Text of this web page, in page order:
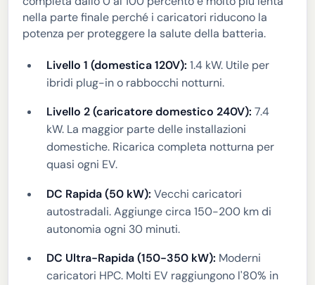
nella parte finale perché i caricatori riducono la
potenza per proteggere la salute della batteria.
Livello 1 (domestica 120V): 1.4 kW. Utile per
ibridi plug-in o rabbocchi notturni.
Livello 2 (caricatore domestico 240V): 7.4
kW. La maggior parte delle installazioni
domestiche. Ricarica completa notturna per
quasi ogni EV.
DC Rapida (50 kW): Vecchi caricatori
autostradali. Aggiunge circa 150-200 km di
autonomia ogni 30 minuti.
DC Ultra-Rapida (150-350 kW): Moderni
caricatori HPC. Molti EV raggiungono l'80% in